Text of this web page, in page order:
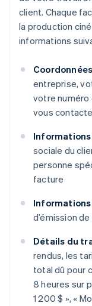
client. Chaque
la production
informations
entreprise,
votre numéro
vous
Informations
sociale du
personne
facture
d’émission
Détails du
rendus, les
total dû pour
8 heures sur
1 200 $ », «